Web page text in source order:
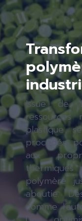
Issue de
ressources
plastique
procédés
aux
thermiques
polymère
aboutie.
comme